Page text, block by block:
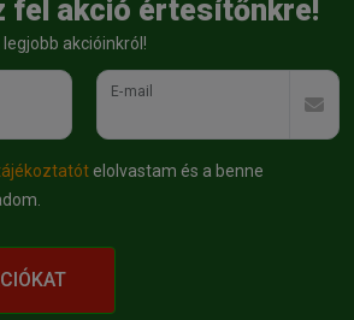
fel akció értesítőnkre!
legjobb akcióinkról!
E-mail
elolvastam és a benne